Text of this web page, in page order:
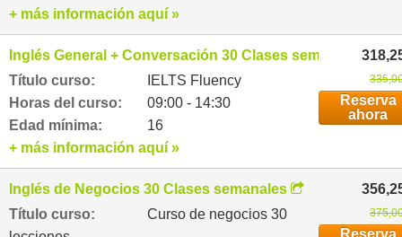
+ más información aquí »
Inglés General + Conversación 30 Clases semanales
Título curso:
IELTS Fluency
Horas del curso:
09:00 - 14:30
Edad mínima:
16
Reserva
ahora
+ más información aquí »
Inglés de Negocios 30 Clases semanales
Título curso:
Curso de negocios 30
Reserva